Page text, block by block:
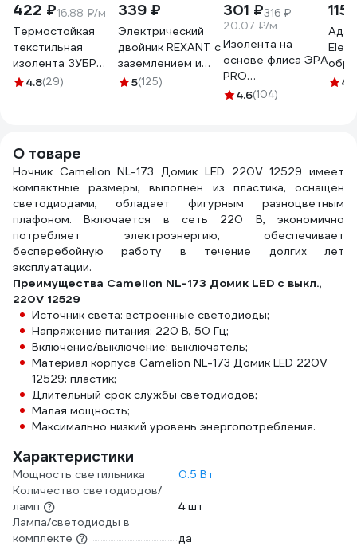
422 ₽16.88 ₽/м
Термостойкая
текстильная
изолента ЗУБР
Авто-Жгут 19 мм х
4.8(29)
339 ₽
Электрический
двойник REXANT с
заземлением и
защитными
5(125)
301 ₽316 ₽
20.07 ₽/м
Изолента на
основе флиса ЭРА
PRO
PROFLEEC1915 19
4.6(104)
115
4.8
О товаре
Ночник Camelion NL-173 Домик LED 220V 12529 имеет
компактные размеры, выполнен из пластика, оснащен
светодиодами, обладает фигурным разноцветным
плафоном. Включается в сеть 220 В, экономично
потребляет электроэнергию, обеспечивает
бесперебойную работу в течение долгих лет
эксплуатации.
Преимущества Camelion NL-173 Домик LED с выкл.,
220V 12529
Источник света: встроенные светодиоды;
Напряжение питания: 220 В, 50 Гц;
Включение/выключение: выключатель;
Материал корпуса Camelion NL-173 Домик LED 220V
12529: пластик;
Длительный срок службы светодиодов;
Малая мощность;
Максимально низкий уровень энергопотребления.
Характеристики
Мощность светильника
0.5 Вт
Количество светодиодов/
ламп
4 шт
Лампа/светодиоды в
комплекте
да